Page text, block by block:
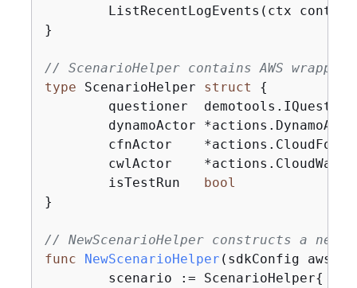
ListRecentLogEvents(ctx
}
// ScenarioHelper contains AWS
type ScenarioHelper struct
{
	isTestRun
bool
}
// NewScenarioHelper constructs a new
func
NewScenarioHelper (sdkConfig
	scenario := ScenarioHelper
{